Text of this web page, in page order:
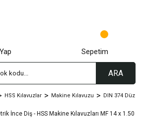
ARA
Sepetim
HSS Kılavuzlar Makine Kılavuzu DIN 374 Düz